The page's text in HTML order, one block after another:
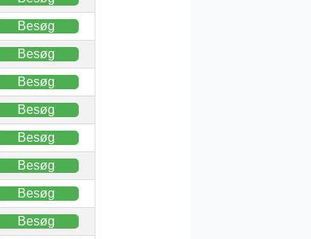
Besøg
Besøg
Besøg
Besøg
Besøg
Besøg
Besøg
Besøg